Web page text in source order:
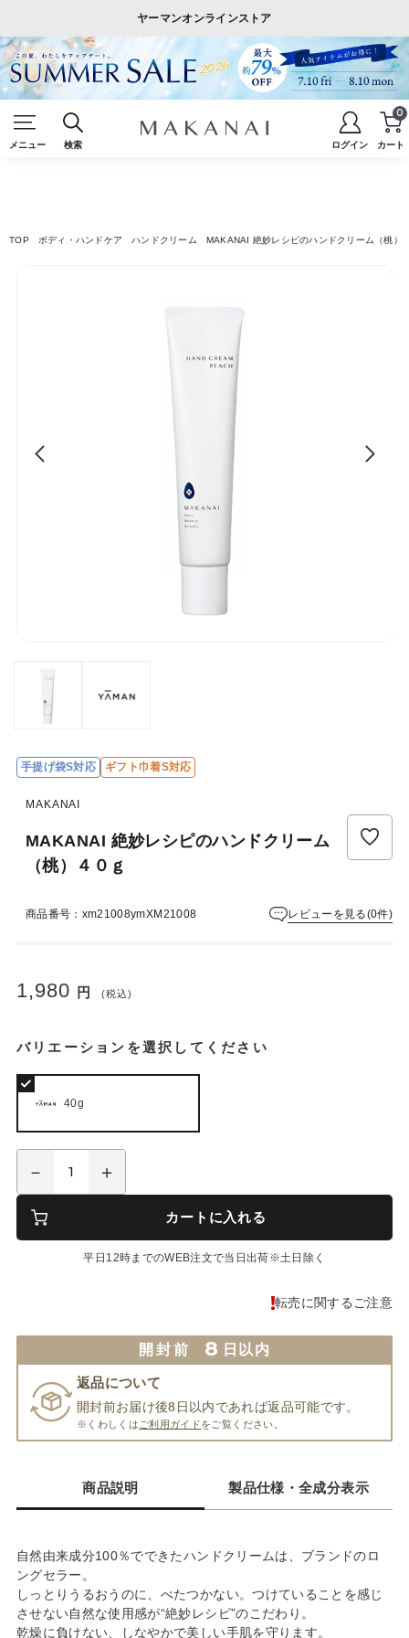
ヤーマンオンラインストア
メニュー 検索 ログイン カート
0
TOP ボディ・ハンドケア ハンドクリーム MAKANAI 絶妙レシピのハンドクリーム（桃）
手提げ袋S対応 ギフト巾着S対応
MAKANAI
MAKANAI 絶妙レシピのハンドクリーム
（桃）４０ｇ
商品番号：xm21008ymXM21008 レビューを見る(0件)
1,980 円 (税込)
バリエーションを選択してください
40g
カートに入れる
平日12時までのWEB注文で当日出荷※土日除く
転売に関するご注意
開封前 8 日以内
返品について
開封前お届け後8日以内であれば返品可能です。
※くわしくは ご利用ガイドをご覧ください。
商品説明 製品仕様・全成分表示
自然由来成分100％でできたハンドクリームは、ブランドのロ
ングセラー。
しっとりうるおうのに、べたつかない。つけていることを感じ
させない自然な使用感が“絶妙レシピ”のこだわり。
乾燥に負けない、しなやかで美しい手肌を守ります。